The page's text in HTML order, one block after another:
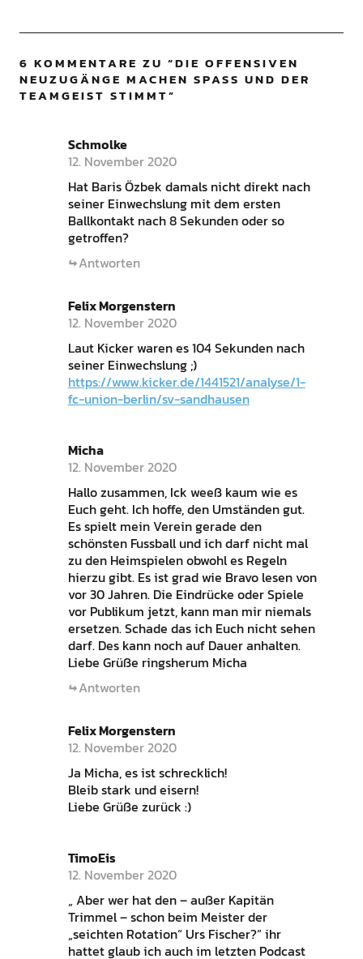
6 KOMMENTARE ZU “DIE OFFENSIVEN
NEUZUGÄNGE MACHEN SPASS UND DER T
EAMGEIST STIMMT
”
Schmolke
12. November 2020
Hat Baris Özbek damals nicht direkt nach
seiner Einwechslung mit dem ersten
Ballkontakt nach 8 Sekunden oder so
getroffen?
Antworten
Felix Morgenstern
12. November 2020
Laut Kicker waren es 104 Sekunden nach
seiner Einwechslung ;)
https://www.kicker.de/1441521/analyse/1-
fc-union-berlin/sv-sandhausen
Micha
12. November 2020
Hallo zusammen, Ick weeß kaum wie es
Euch geht. Ich hoffe, den Umständen gut.
Es spielt mein Verein gerade den
schönsten Fussball und ich darf nicht mal
zu den Heimspielen obwohl es Regeln
hierzu gibt. Es ist grad wie Bravo lesen von
vor 30 Jahren. Die Eindrücke oder Spiele
vor Publikum jetzt, kann man mir niemals
ersetzen. Schade das ich Euch nicht sehen
darf. Des kann noch auf Dauer anhalten.
Liebe Grüße ringsherum Micha
Antworten
Felix Morgenstern
12. November 2020
Ja Micha, es ist schrecklich!
Bleib stark und eisern!
Liebe Grüße zurück :)
TimoEis
12. November 2020
„ Aber wer hat den – außer Kapitän
Trimmel – schon beim Meister der
„seichten Rotation“ Urs Fischer?“ ihr
hattet glaub ich auch im letzten Podcast